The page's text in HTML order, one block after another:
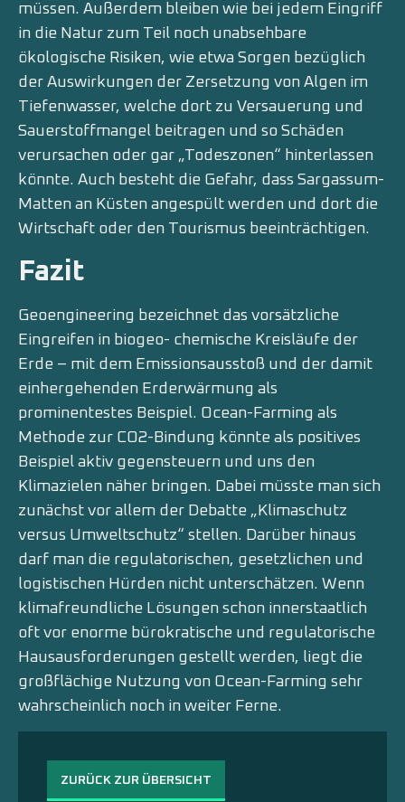
ZURÜCK ZUR ÜBERSICHT
müssen. Außerdem bleiben wie bei jedem Eingriff
in die Natur zum Teil noch unabsehbare
ökologische Risiken, wie etwa Sorgen bezüglich
der Auswirkungen der Zersetzung von Algen im
Tiefenwasser, welche dort zu Versauerung und
Sauerstoffmangel beitragen und so Schäden
verursachen oder gar „Todeszonen“ hinterlassen
könnte. Auch besteht die Gefahr, dass Sargassum-
Matten an Küsten angespült werden und dort die
Wirtschaft oder den Tourismus beeinträchtigen.
Fazit
Geoengineering bezeichnet das vorsätzliche
Eingreifen in biogeo- chemische Kreisläufe der
Erde – mit dem Emissionsausstoß und der damit
einhergehenden Erderwärmung als
prominentestes Beispiel. Ocean-Farming als
Methode zur CO2-Bindung könnte als positives
Beispiel aktiv gegensteuern und uns den
Klimazielen näher bringen. Dabei müsste man sich
zunächst vor allem der Debatte „Klimaschutz
versus Umweltschutz“ stellen. Darüber hinaus
darf man die regulatorischen, gesetzlichen und
logistischen Hürden nicht unterschätzen. Wenn
klimafreundliche Lösungen schon innerstaatlich
oft vor enorme bürokratische und regulatorische
Hausausforderungen gestellt werden, liegt die
großflächige Nutzung von Ocean-Farming sehr
wahrscheinlich noch in weiter Ferne.